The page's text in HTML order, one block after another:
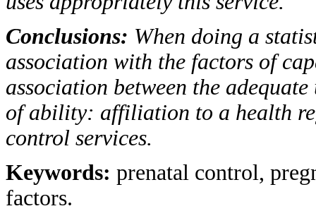
Conclusions: When doing a
association with the factors of
association between the
of ability: affiliation to a health
control services.
Keywords: prenatal control,
factors.